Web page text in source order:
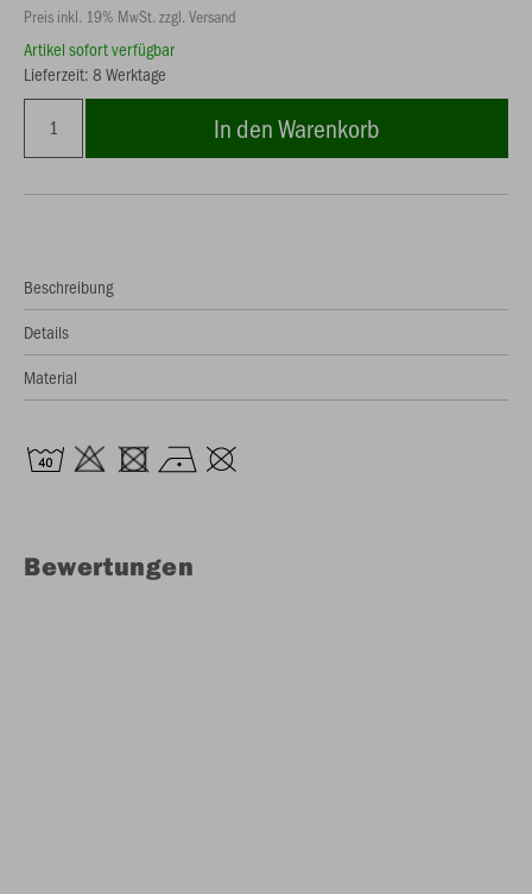
Preis inkl. 19% MwSt. zzgl. Versand
Artikel sofort verfügbar
Lieferzeit: 8 Werktage
In den Warenkorb
Beschreibung
Details
Material
Bewertungen